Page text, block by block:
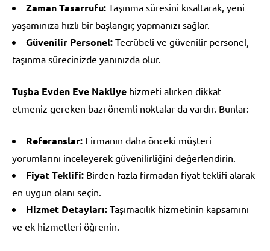
Zaman Tasarrufu: Taşınma süresini kısaltarak, yeni
yaşamınıza hızlı bir başlangıç yapmanızı sağlar.
Güvenilir Personel: Tecrübeli ve güvenilir personel,
taşınma sürecinizde yanınızda olur.
Tuşba Evden Eve Nakliye hizmeti alırken dikkat
etmeniz gereken bazı önemli noktalar da vardır. Bunlar:
Referanslar: Firmanın daha önceki müşteri
yorumlarını inceleyerek güvenilirliğini değerlendirin.
Fiyat Teklifi: Birden fazla firmadan fiyat teklifi alarak
en uygun olanı seçin.
Hizmet Detayları: Taşımacılık hizmetinin kapsamını
ve ek hizmetleri öğrenin.